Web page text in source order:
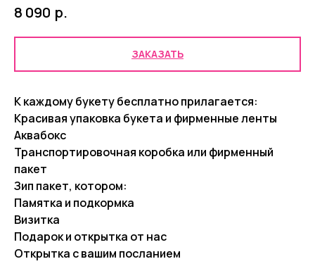
8 090 р.
ЗАКАЗАТЬ
К каждому букету бесплатно прилагается:
Красивая упаковка букета и фирменные ленты
Аквабокс
Транспортировочная коробка или фирменный
пакет
Зип пакет, котором:
Памятка и подкормка
Визитка
Подарок и открытка от нас
Открытка с вашим посланием